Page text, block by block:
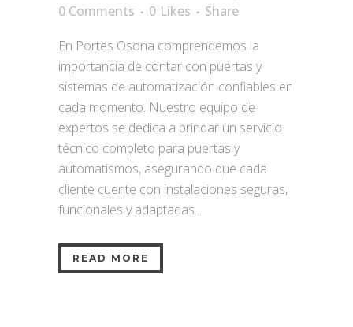
0 Comments
0 Likes
Share
En Portes Osona comprendemos la
importancia de contar con puertas y
sistemas de automatización confiables en
cada momento. Nuestro equipo de
expertos se dedica a brindar un servicio
técnico completo para puertas y
automatismos, asegurando que cada
cliente cuente con instalaciones seguras,
funcionales y adaptadas...
READ MORE